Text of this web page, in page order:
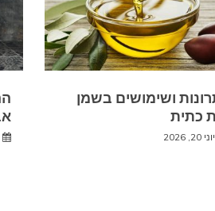
ושימושים בשמן
כתית
יוני 20, 2026